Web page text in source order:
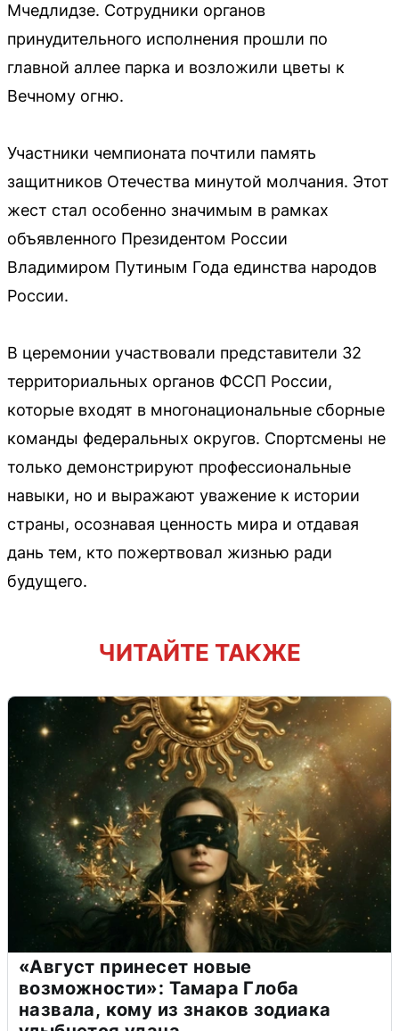
Мчедлидзе. Сотрудники органов
принудительного исполнения прошли по
главной аллее парка и возложили цветы к
Вечному огню.
Участники чемпионата почтили память
защитников Отечества минутой молчания. Этот
жест стал особенно значимым в рамках
объявленного Президентом России
Владимиром Путиным Года единства народов
России.
В церемонии участвовали представители 32
территориальных органов ФССП России,
которые входят в многонациональные сборные
команды федеральных округов. Спортсмены не
только демонстрируют профессиональные
навыки, но и выражают уважение к истории
страны, осознавая ценность мира и отдавая
дань тем, кто пожертвовал жизнью ради
будущего.
ЧИТАЙТЕ ТАКЖЕ
«Август принесет новые
возможности»: Тамара Глоба
назвала, кому из знаков зодиака